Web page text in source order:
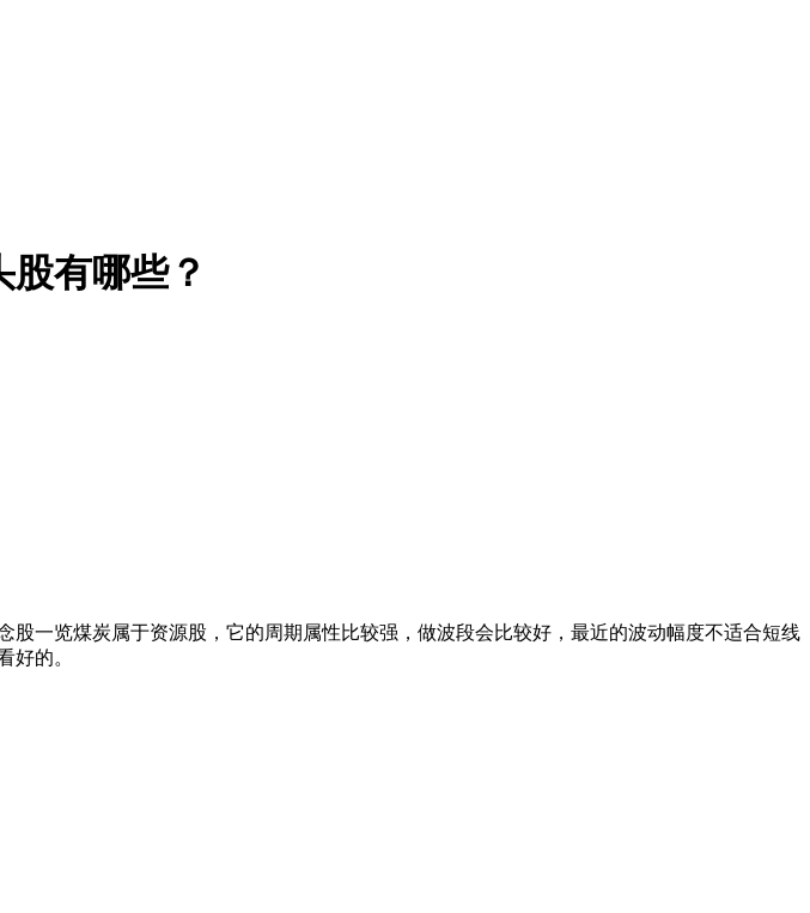
有哪些？
股一览煤炭属于资源股，它的周期属性比较强，做波段会比较好，最近的波动幅度不适合短线
好的。